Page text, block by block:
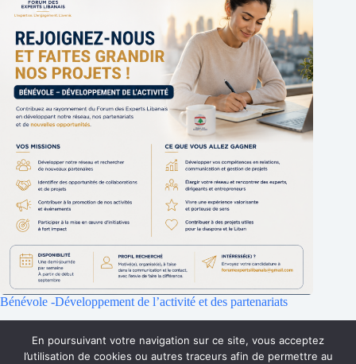
Bénévole -Développement de l’activité et des partenariats
En poursuivant votre navigation sur ce site, vous acceptez
l’utilisation de cookies ou autres traceurs afin de permettre au